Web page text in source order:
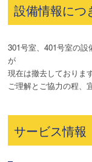
設備情報につ
301号室、401号室の
が
現在は撤去しておりま
ご理解とご協力の程、
サービス情報